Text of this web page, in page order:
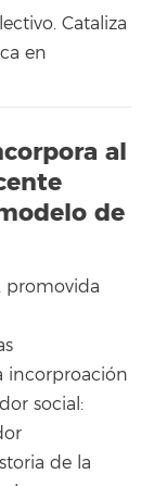
Cataliza
en
al
de
promovida
incorproación
social:
de la